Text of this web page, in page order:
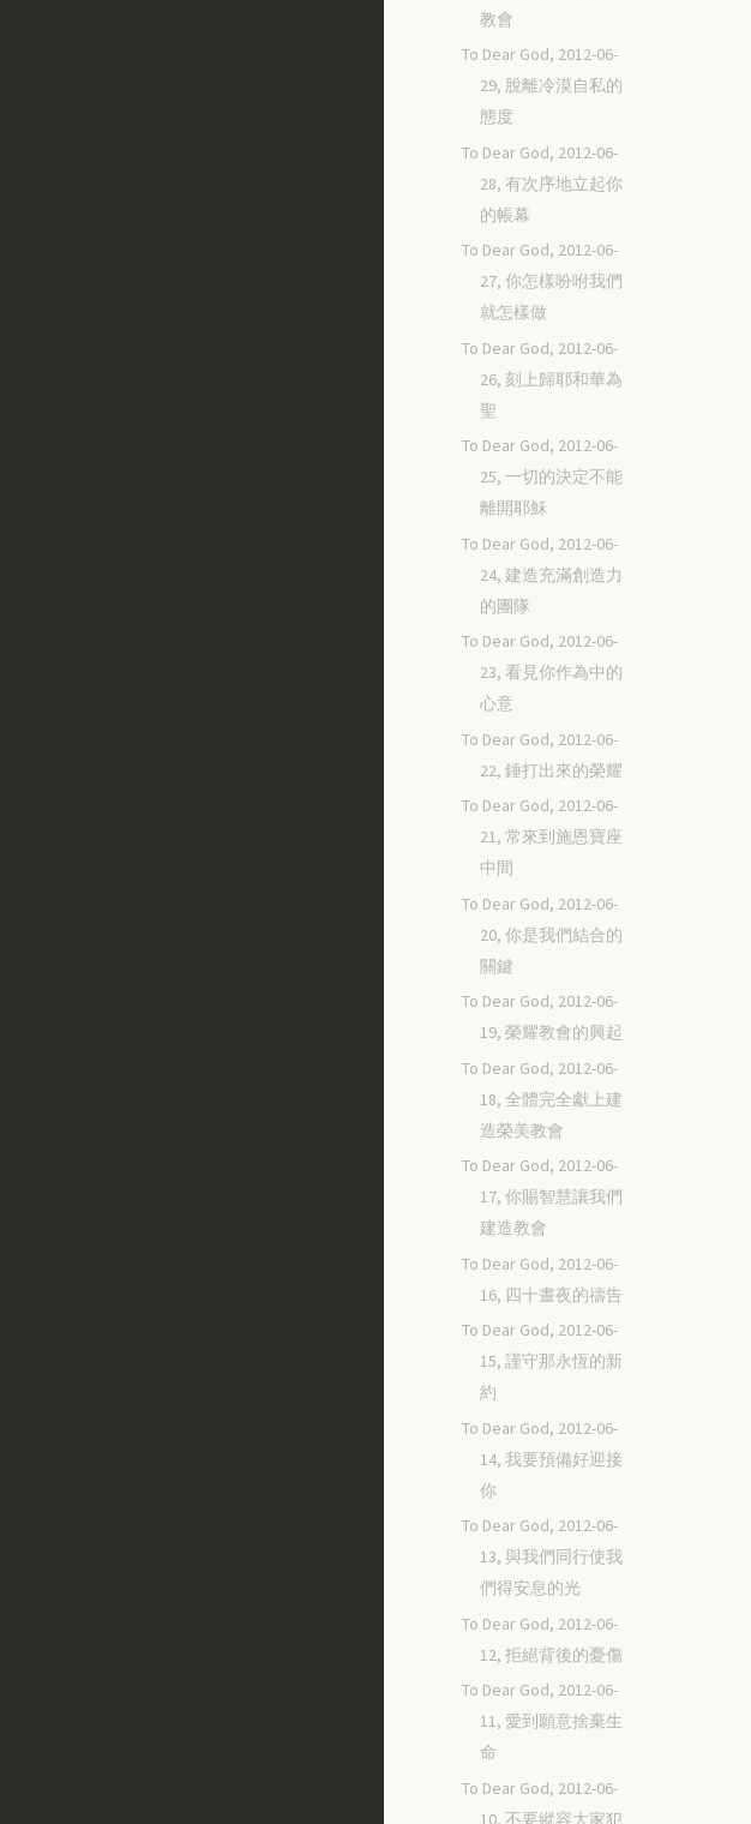
教會
To Dear God, 2012-06-
29, 脫離冷漠自私的
態度
To Dear God, 2012-06-
28, 有次序地立起你
的帳幕
To Dear God, 2012-06-
27, 你怎樣吩咐我們
就怎樣做
To Dear God, 2012-06-
26, 刻上歸耶和華為
聖
To Dear God, 2012-06-
25, 一切的決定不能
離開耶穌
To Dear God, 2012-06-
24, 建造充滿創造力
的團隊
To Dear God, 2012-06-
23, 看見你作為中的
心意
To Dear God, 2012-06-
22, 錘打出來的榮耀
To Dear God, 2012-06-
21, 常來到施恩寶座
中間
To Dear God, 2012-06-
20, 你是我們結合的
關鍵
To Dear God, 2012-06-
19, 榮耀教會的興起
To Dear God, 2012-06-
18, 全體完全獻上建
造榮美教會
To Dear God, 2012-06-
17, 你賜智慧讓我們
建造教會
To Dear God, 2012-06-
16, 四十晝夜的禱告
To Dear God, 2012-06-
15, 謹守那永恆的新
約
To Dear God, 2012-06-
14, 我要預備好迎接
你
To Dear God, 2012-06-
13, 與我們同行使我
們得安息的光
To Dear God, 2012-06-
12, 拒絕背後的憂傷
To Dear God, 2012-06-
11, 愛到願意捨棄生
命
To Dear God, 2012-06-
10, 不要縱容大家犯